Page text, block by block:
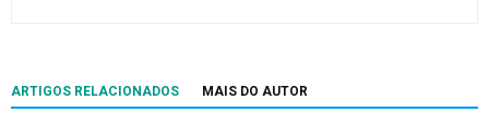
ARTIGOS RELACIONADOS MAIS DO AUTOR